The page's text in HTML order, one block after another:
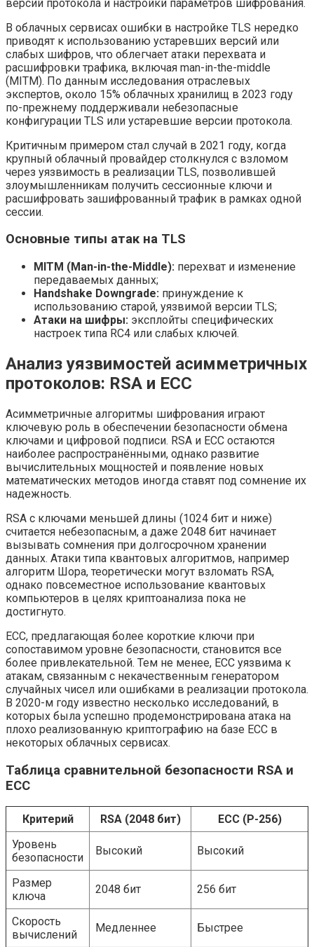
версий протокола и настройки параметров шифрования.
В облачных сервисах ошибки в настройке TLS нередко
приводят к использованию устаревших версий или
слабых шифров, что облегчает атаки перехвата и
расшифровки трафика, включая man-in-the-middle
(MITM). По данным исследования отраслевых
экспертов, около 15% облачных хранилищ в 2023 году
по-прежнему поддерживали небезопасные
конфигурации TLS или устаревшие версии протокола.
Критичным примером стал случай в 2021 году, когда
крупный облачный провайдер столкнулся с взломом
через уязвимость в реализации TLS, позволившей
злоумышленникам получить сессионные ключи и
расшифровать зашифрованный трафик в рамках одной
сессии.
Основные типы атак на TLS
MITM (Man-in-the-Middle): перехват и изменение
передаваемых данных;
Handshake Downgrade: принуждение к
использованию старой, уязвимой версии TLS;
Атаки на шифры: эксплойты специфических
настроек типа RC4 или слабых ключей.
Анализ уязвимостей асимметричных
протоколов: RSA и ECC
Асимметричные алгоритмы шифрования играют
ключевую роль в обеспечении безопасности обмена
ключами и цифровой подписи. RSA и ECC остаются
наиболее распространёнными, однако развитие
вычислительных мощностей и появление новых
математических методов иногда ставят под сомнение их
надежность.
RSA с ключами меньшей длины (1024 бит и ниже)
считается небезопасным, а даже 2048 бит начинает
вызывать сомнения при долгосрочном хранении
данных. Атаки типа квантовых алгоритмов, например
алгоритм Шора, теоретически могут взломать RSA,
однако повсеместное использование квантовых
компьютеров в целях криптоанализа пока не
достигнуто.
ECC, предлагающая более короткие ключи при
сопоставимом уровне безопасности, становится все
более привлекательной. Тем не менее, ECC уязвима к
атакам, связанным с некачественным генератором
случайных чисел или ошибками в реализации протокола.
В 2020-м году известно несколько исследований, в
которых была успешно продемонстрирована атака на
плохо реализованную криптографию на базе ECC в
некоторых облачных сервисах.
Таблица сравнительной безопасности RSA и
ECC
Критерий RSA (2048 бит)
ECC (P-256)
Уровень
безопасности
Высокий Высокий
Размер
ключа
2048 бит 256 бит
Скорость
вычислений
Медленнее Быстрее